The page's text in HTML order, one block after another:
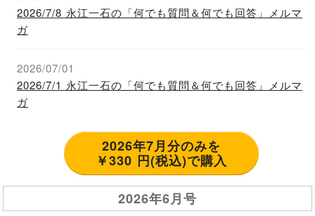
2026/7/8 永江一石の「何でも質問＆何でも回答」メルマ
ガ
2026/07/01
2026/7/1 永江一石の「何でも質問＆何でも回答」メルマ
ガ
2026年7月分のみを
￥330 円(税込)で購入
2026年6月号